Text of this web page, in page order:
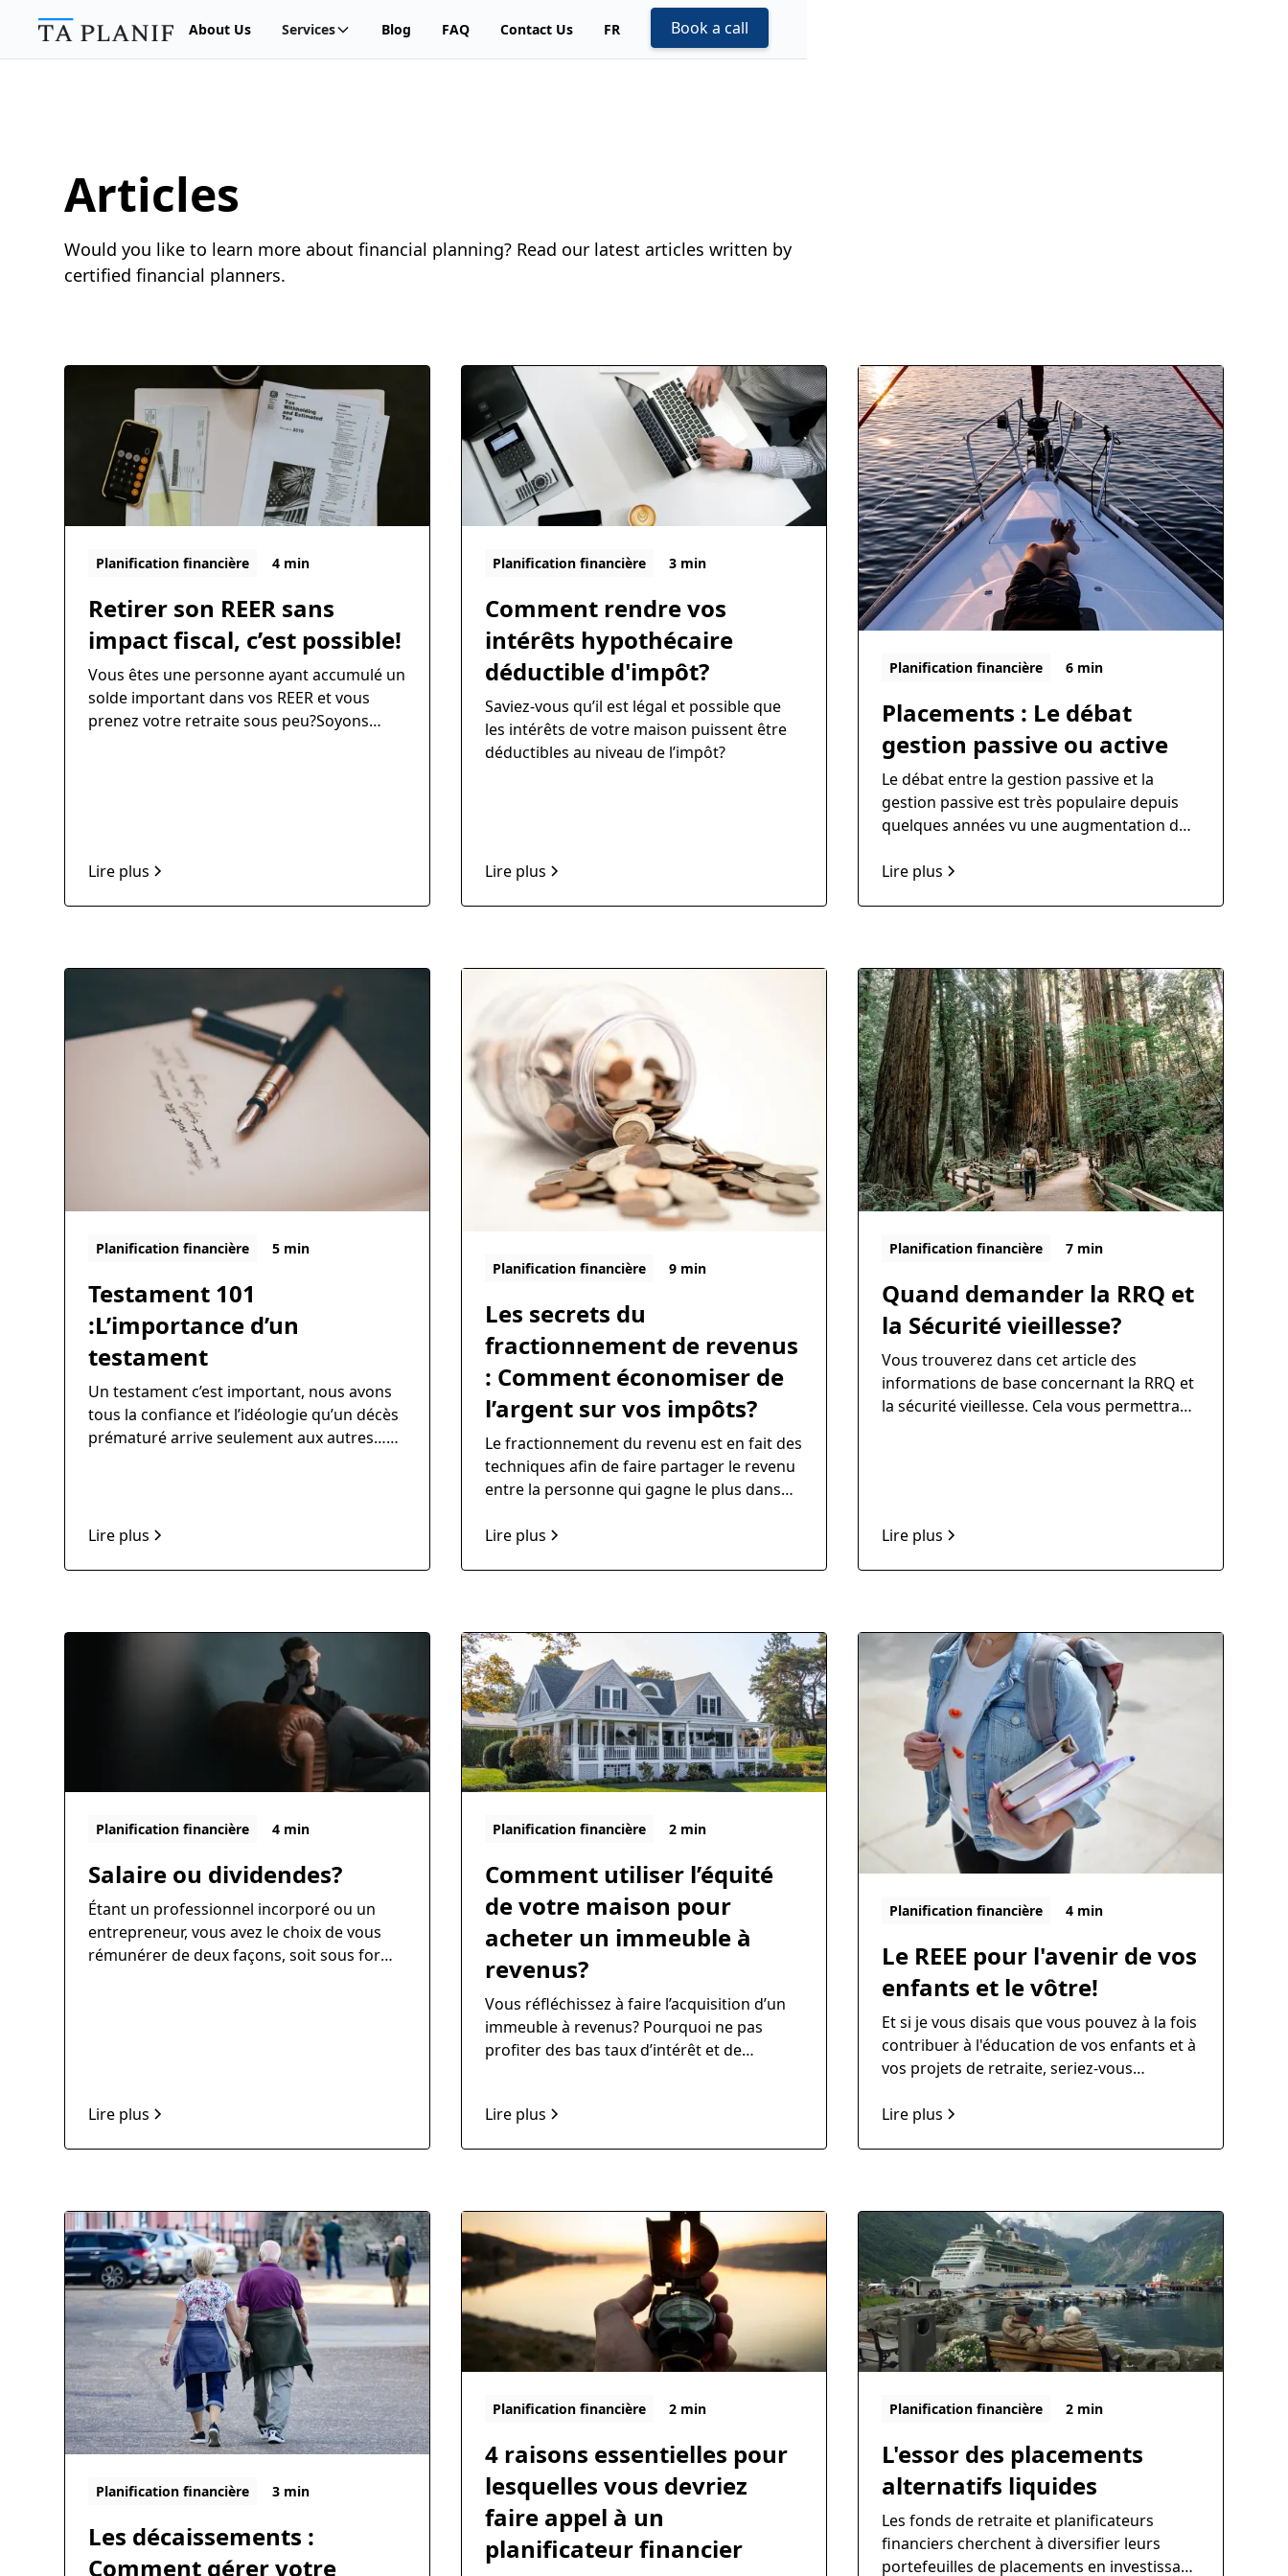
About Us Services Blog FAQ Contact Us FR Book a call
Articles
Would you like to learn more about financial planning? Read our latest articles written by
certified financial planners.
Planification financière 4 min
Retirer son REER sans
impact fiscal, c’est possible!
Vous êtes une personne ayant accumulé un
solde important dans vos REER et vous
prenez votre retraite sous peu?Soyons
Lire plus
Planification financière 3 min
Comment rendre vos
intérêts hypothécaire
déductible d'impôt?
Saviez-vous qu’il est légal et possible que
les intérêts de votre maison puissent être
déductibles au niveau de l’impôt?
Lire plus
Planification financière 6 min
Placements : Le débat
gestion passive ou active
Le débat entre la gestion passive et la
gestion passive est très populaire depuis
quelques années vu une augmentation des
passifs.
Lire plus
Planification financière 5 min
Testament 101
:L’importance d’un
testament
Un testament c’est important, nous avons
tous la confiance et l’idéologie qu’un décès
prématuré arrive seulement aux autres…
professionnels qui doivent gérer la
Lire plus
Planification financière 9 min
Les secrets du
fractionnement de revenus
: Comment économiser de
l’argent sur vos impôts?
Le fractionnement du revenu est en fait des
techniques afin de faire partager le revenu
entre la personne qui gagne le plus dans
un revenu inférieur. Ainsi, vous avez une
Lire plus
Planification financière 7 min
Quand demander la RRQ et
la Sécurité vieillesse?
Vous trouverez dans cet article des
informations de base concernant la RRQ et
la sécurité vieillesse. Cela vous permettra
Lire plus
Planification financière 4 min
Salaire ou dividendes?
Étant un professionnel incorporé ou un
entrepreneur, vous avez le choix de vous
rémunérer de deux façons, soit sous forme
Lire plus
Planification financière 2 min
Comment utiliser l’équité
de votre maison pour
acheter un immeuble à
revenus?
Vous réfléchissez à faire l’acquisition d’un
immeuble à revenus? Pourquoi ne pas
profiter des bas taux d’intérêt et de
renouvellement, il est possible de
Lire plus
Planification financière 4 min
Le REEE pour l'avenir de vos
enfants et le vôtre!
Et si je vous disais que vous pouvez à la fois
contribuer à l'éducation de vos enfants et à
vos projets de retraite, seriez-vous
Lire plus
Planification financière 3 min
Les décaissements :
Comment gérer votre
Planification financière 2 min
4 raisons essentielles pour
lesquelles vous devriez
faire appel à un
planificateur financier
Planification financière 2 min
L'essor des placements
alternatifs liquides
Les fonds de retraite et planificateurs
financiers cherchent à diversifier leurs
portefeuilles de placements en investissant